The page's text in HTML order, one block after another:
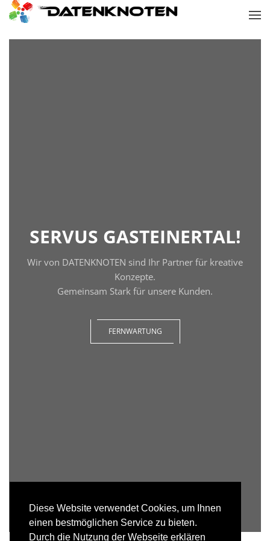
Diese Website verwendet Cookies, um Ihnen
einen bestmöglichen Service zu bieten.
Durch die Nutzung der Webseite erklären
SERVUS GASTEINERTAL!
Wir von DATENKNOTEN sind Ihr Partner für kreative
Konzepte.
Gemeinsam Stark für unsere Kunden.
FERNWARTUNG